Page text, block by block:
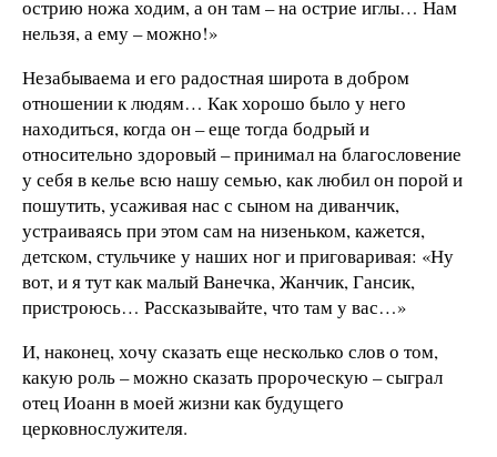
острию ножа ходим, а он там – на острие иглы… Нам
нельзя, а ему – можно!»
Незабываема и его радостная широта в добром
отношении к людям… Как хорошо было у него
находиться, когда он – еще тогда бодрый и
относительно здоровый – принимал на благословение
у себя в келье всю нашу семью, как любил он порой и
пошутить, усаживая нас с сыном на диванчик,
устраиваясь при этом сам на низеньком, кажется,
детском, стульчике у наших ног и приговаривая: «Ну
вот, и я тут как малый Ванечка, Жанчик, Гансик,
пристроюсь… Рассказывайте, что там у вас…»
И, наконец, хочу сказать еще несколько слов о том,
какую роль – можно сказать пророческую – сыграл
отец Иоанн в моей жизни как будущего
церковнослужителя.